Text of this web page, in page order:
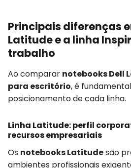
Principais diferenças
Latitude e a linha
trabalho
Ao comparar notebooks Dell
para escritório, é
posicionamento de cada linha.
Linha Latitude: perfil
recursos empresariais
Os notebooks Latitudesão
ambientes profissionais